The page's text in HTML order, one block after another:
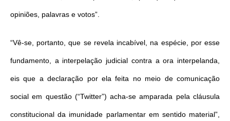
opiniões, palavras e votos”.
“Vê-se, portanto, que se revela incabível, na espécie, por esse
fundamento, a interpelação judicial contra a ora interpelanda,
eis que a declaração por ela feita no meio de comunicação
social em questão (“Twitter”) acha-se amparada pela cláusula
constitucional da imunidade parlamentar em sentido material”,